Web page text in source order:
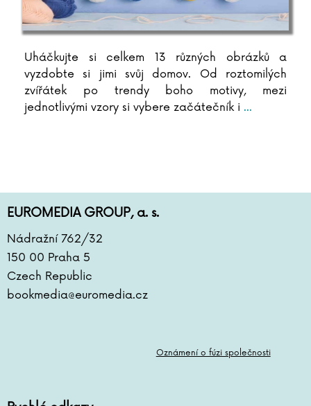
Uháčkujte si celkem 13 různých obrázků a
vyzdobte si jimi svůj domov. Od roztomilých
zvířátek po trendy boho motivy, mezi
jednotlivými vzory si vybere začátečník i ...
EUROMEDIA GROUP, a. s.
Nádražní 762/32
150 00 Praha 5
Czech Republic
bookmedia@euromedia.cz
Oznámení o fúzi společnosti